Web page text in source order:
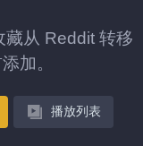
从 Reddit 转移
加。
播放列表